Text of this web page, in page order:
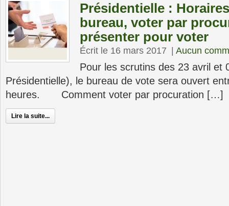
Présidentielle :
bureau, voter par
présenter pour voter
Écrit le 16 mars 2017 Aucun
Pour les scrutins des 23 avril et
Présidentielle), le bureau de vote sera ouvert
heures. Comment voter par procuration […]
Lire la suite...